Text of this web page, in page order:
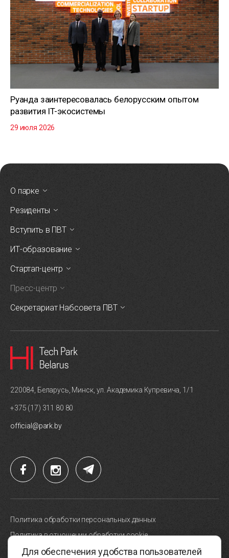
Руанда заинтересовалась белорусским опытом
развития IT-экосистемы
29 июля 2026
О парке
Резиденты
Вступить в ПВТ
ИТ-образование
Стартап-центр
Пресс-центр
Секретариат Набсовета ПВТ
220084, Беларусь, Минск, ул. Академика Купревича, 1/1
+375 (17) 311 80 80
official@park.by
Политика обработки персональных данных
Политика в отношении обработки cookie
Карта сайта
Для обеспечения удобства пользователей